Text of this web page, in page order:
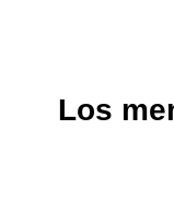
Los